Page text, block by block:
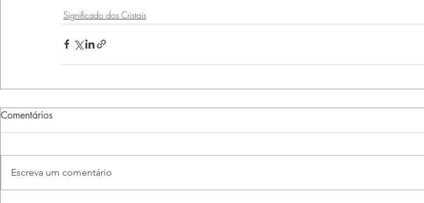
Significado dos Cristais
Comentários
Escreva um comentário